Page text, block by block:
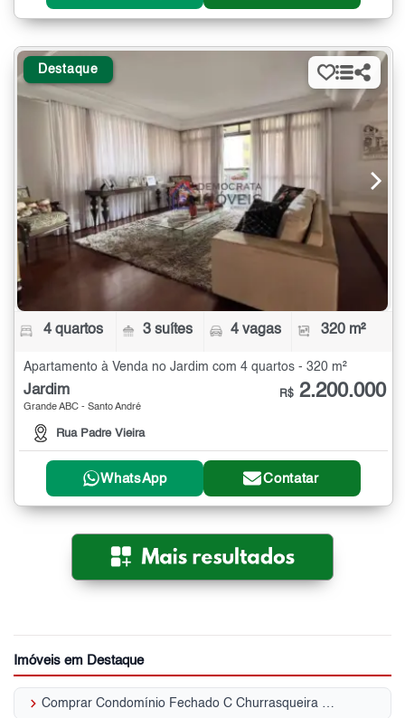
Destaque
4 quartos 3 suítes 4 vagas 320 m²
Apartamento à Venda no Jardim com 4 quartos - 320 m²
Jardim
Grande ABC - Santo André
Rua Padre Vieira
R$ 2.200.000
WhatsApp Contatar
Imóveis em Destaque
keyboard_arrow_right Comprar Condomínio Fechado C Churrasqueira Jardim - Santo André, SP